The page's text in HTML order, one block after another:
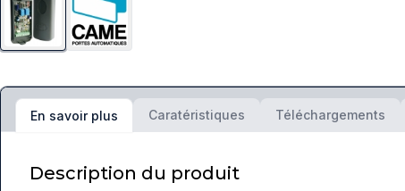
En savoir plus Caratéristiques Téléchargements
Description du produit